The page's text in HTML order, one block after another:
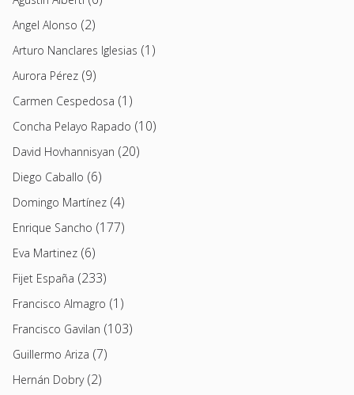
Angel Alonso (2)
Arturo Nanclares Iglesias (1)
Aurora Pérez (9)
Carmen Cespedosa (1)
Concha Pelayo Rapado (10)
David Hovhannisyan (20)
Diego Caballo (6)
Domingo Martínez (4)
Enrique Sancho (177)
Eva Martinez (6)
Fijet España (233)
Francisco Almagro (1)
Francisco Gavilan (103)
Guillermo Ariza (7)
Hernán Dobry(2)